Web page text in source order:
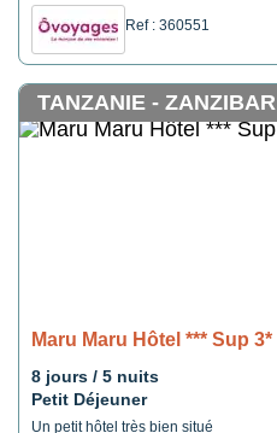
Ref : 360551
TANZANIE - ZANZIBAR
Maru Maru Hôtel *** Sup 3*
8 jours / 5 nuits
Petit Déjeuner
Un petit hôtel très bien situé